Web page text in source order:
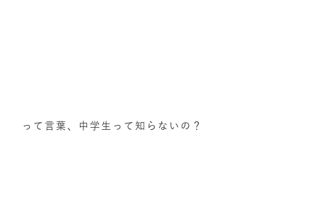
って言葉、中学生って知らないの？